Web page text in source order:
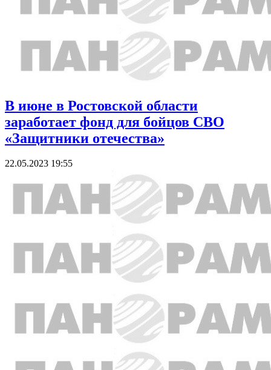
В июне в Ростовской области
заработает фонд для бойцов СВО
«Защитники отечества»
22.05.2023 19:55